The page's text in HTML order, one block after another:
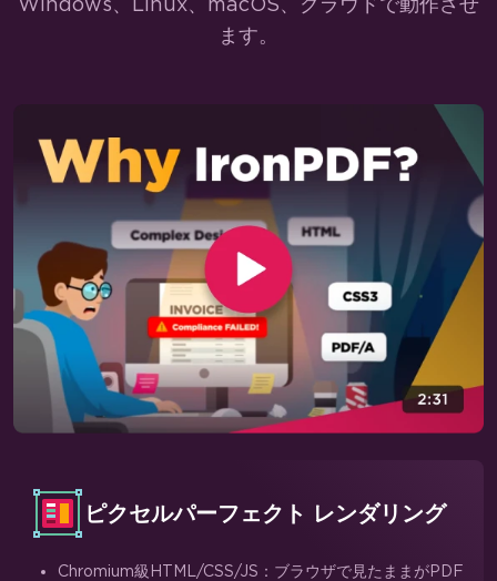
表紙を添付する
ます。
ピクセルパーフェクト レンダリング
Chromium級HTML/CSS/JS：ブラウザで見たままがPDF